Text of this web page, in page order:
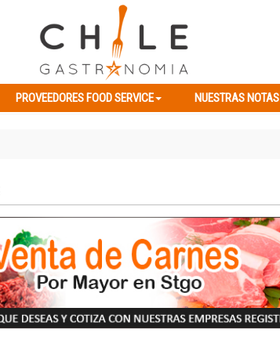
PROVEEDORES FOOD SERVICE NUESTRAS NOTAS
PROVEEDORES FOOD SERVICE